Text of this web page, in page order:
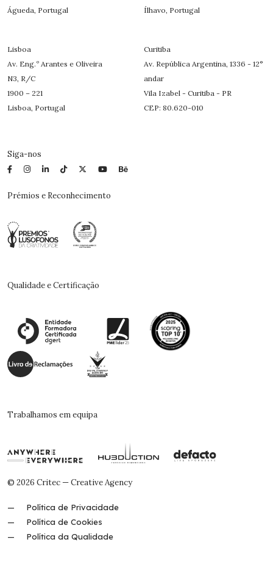
Águeda, Portugal
Ílhavo, Portugal
Lisboa
Av. Eng.º Arantes e Oliveira
N3, R/C
1900 – 221
Lisboa, Portugal
Curitiba
Av. República Argentina, 1336 - 12°
andar
Vila Izabel - Curitiba - PR
CEP: 80.620-010
Siga-nos
Prémios e Reconhecimento
Qualidade e Certificação
Trabalhamos em equipa
© 2026 Critec — Creative Agency
Política de Privacidade
Política de Cookies
Política da Qualidade